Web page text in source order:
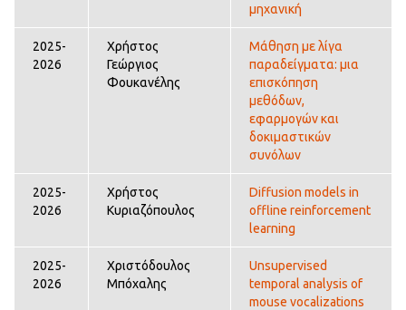
μηχανική
2025-
2026
Χρήστος
Γεώργιος
Φουκανέλης
Μάθηση με λίγα
παραδείγματα: μια
επισκόπηση
μεθόδων,
εφαρμογών και
δοκιμαστικών
συνόλων
2025-
2026
Χρήστος
Κυριαζόπουλος
Diffusion models in
offline reinforcement
learning
2025-
2026
Χριστόδουλος
Μπόχαλης
Unsupervised
temporal analysis of
mouse vocalizations